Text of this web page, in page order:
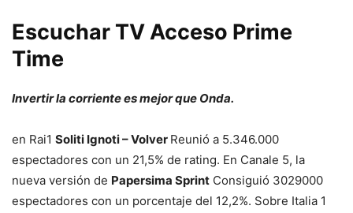
Escuchar TV Acceso Prime
Time
Invertir la corriente es mejor que Onda.
en Rai1 Soliti Ignoti – Volver Reunió a 5.346.000
espectadores con un 21,5% de rating. En Canale 5, la
nueva versión de Papersima Sprint Consiguió 3029000
espectadores con un porcentaje del 12,2%. Sobre Italia 1